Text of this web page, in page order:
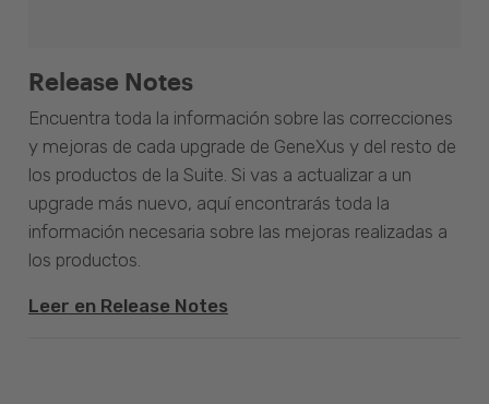
Release Notes
Encuentra toda la información sobre las correcciones
y mejoras de cada upgrade de GeneXus y del resto de
los productos de la Suite. Si vas a actualizar a un
upgrade más nuevo, aquí encontrarás toda la
información necesaria sobre las mejoras realizadas a
los productos.
Leer en Release Notes